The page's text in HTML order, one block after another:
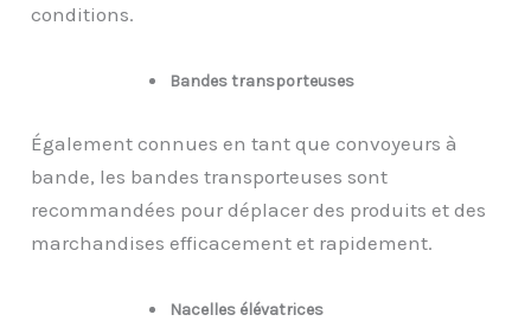
conditions.
Bandes transporteuses
Également connues en tant que convoyeurs à
bande, les bandes transporteuses sont
recommandées pour déplacer des produits et des
marchandises efficacement et rapidement.
Nacelles élévatrices